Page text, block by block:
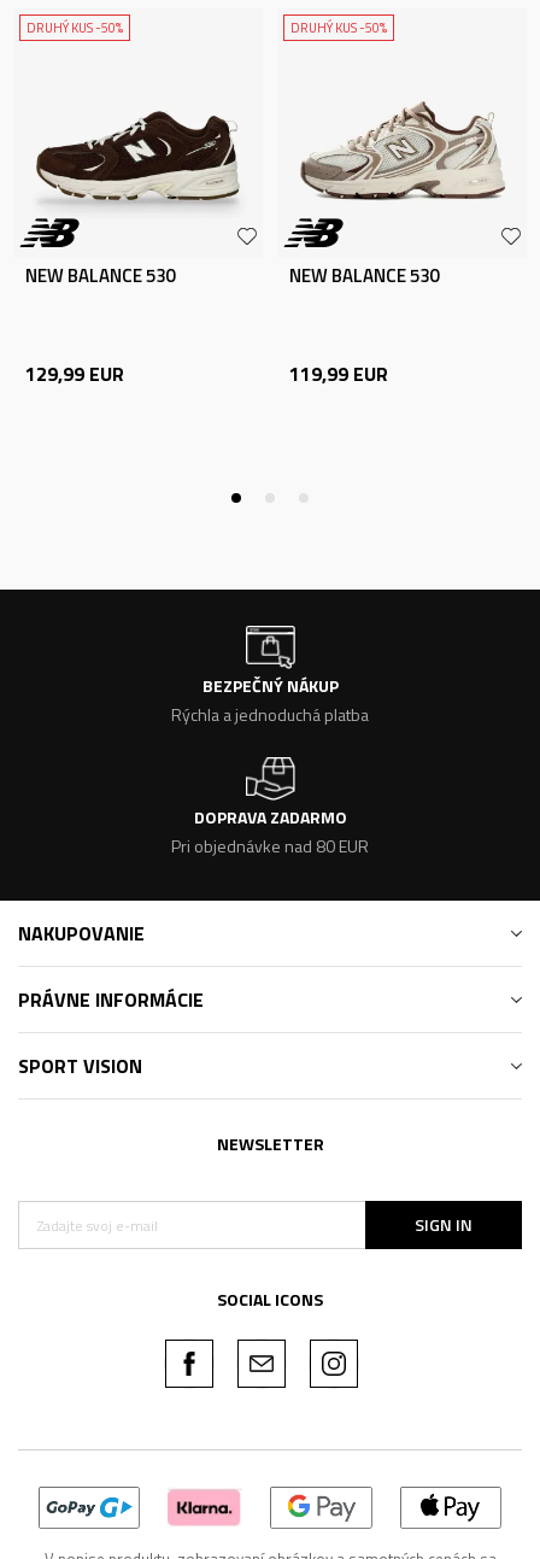
DRUHÝ KUS -50%
NEW BALANCE 530
129,99 EUR
DRUHÝ KUS -50%
NEW BALANCE 530
119,99 EUR
BEZPEČNÝ NÁKUP
Rýchla a jednoduchá platba
DOPRAVA ZADARMO
Pri objednávke nad 80 EUR
NAKUPOVANIE
PRÁVNE INFORMÁCIE
SPORT VISION
NEWSLETTER
SIGN IN
SOCIAL ICONS